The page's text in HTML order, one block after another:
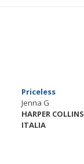
Priceless
Jenna G
HARPER COLLINS
ITALIA